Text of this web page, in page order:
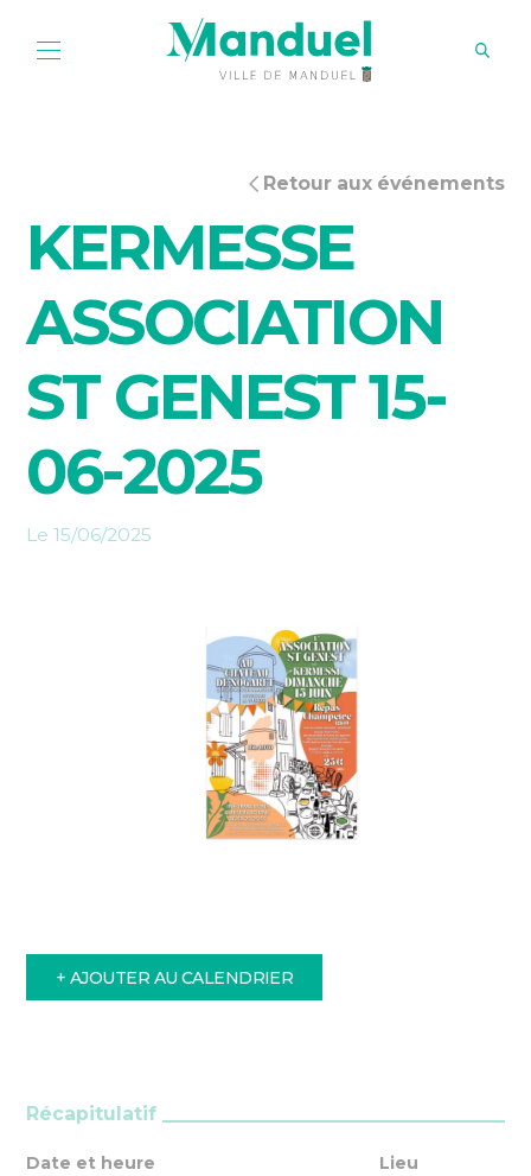
Retour aux événements
KERMESSE
ASSOCIATION
ST GENEST 15-
06-2025
Le 15/06/2025
+ AJOUTER AU CALENDRIER
Récapitulatif
Date et heure
Lieu